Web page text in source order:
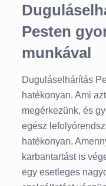
Pesten
munkával
Duguláselhárítás
hatékonyan. Ami
megérkezünk, és
egész
hatékonyan.
karbantartást is
egy esetleges